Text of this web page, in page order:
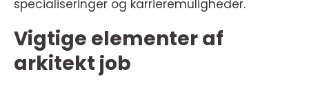
specialiseringer og karrieremuligheder.
Vigtige elementer af
arkitekt job